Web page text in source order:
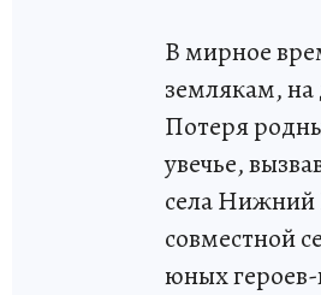
В мирное
землякам,
Потеря
увечье,
села Нижний
совместной
юных